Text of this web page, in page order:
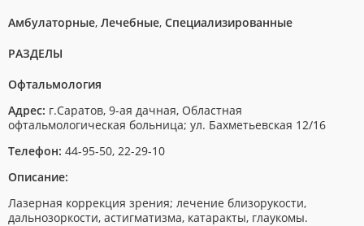
Амбулаторные, Лечебные, Специализированные
РАЗДЕЛЫ
Офтальмология
Адрес: г.Саратов, 9-ая дачная, Областная
офтальмологическая больница; ул. Бахметьевская 12/16
Телефон: 44-95-50, 22-29-10
Описание:
Лазерная коррекция зрения; лечение близорукости,
дальнозоркости, астигматизма, катаракты, глаукомы.